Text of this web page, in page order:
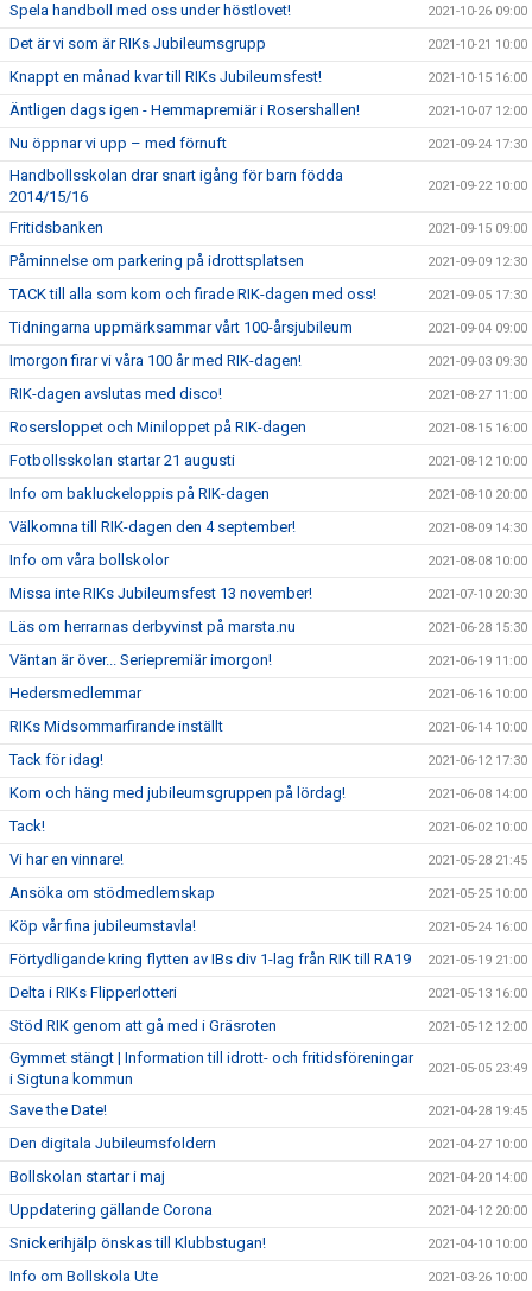
Spela handboll med oss under höstlovet! 2021-10-26 09:00
Det är vi som är RIKs Jubileumsgrupp 2021-10-21 10:00
Knappt en månad kvar till RIKs Jubileumsfest! 2021-10-15 16:00
Äntligen dags igen - Hemmapremiär i Rosershallen! 2021-10-07 12:00
Nu öppnar vi upp – med förnuft 2021-09-24 17:30
Handbollsskolan drar snart igång för barn födda
2014/15/16
2021-09-22 10:00
Fritidsbanken 2021-09-15 09:00
Påminnelse om parkering på idrottsplatsen 2021-09-09 12:30
TACK till alla som kom och firade RIK-dagen med oss! 2021-09-05 17:30
Tidningarna uppmärksammar vårt 100-årsjubileum 2021-09-04 09:00
Imorgon firar vi våra 100 år med RIK-dagen! 2021-09-03 09:30
RIK-dagen avslutas med disco! 2021-08-27 11:00
Rosersloppet och Miniloppet på RIK-dagen 2021-08-15 16:00
Fotbollsskolan startar 21 augusti 2021-08-12 10:00
Info om bakluckeloppis på RIK-dagen 2021-08-10 20:00
Välkomna till RIK-dagen den 4 september! 2021-08-09 14:30
Info om våra bollskolor 2021-08-08 10:00
Missa inte RIKs Jubileumsfest 13 november! 2021-07-10 20:30
Läs om herrarnas derbyvinst på marsta.nu 2021-06-28 15:30
Väntan är över... Seriepremiär imorgon! 2021-06-19 11:00
Hedersmedlemmar 2021-06-16 10:00
RIKs Midsommarfirande inställt 2021-06-14 10:00
Tack för idag! 2021-06-12 17:30
Kom och häng med jubileumsgruppen på lördag! 2021-06-08 14:00
Tack! 2021-06-02 10:00
Vi har en vinnare! 2021-05-28 21:45
Ansöka om stödmedlemskap 2021-05-25 10:00
Köp vår fina jubileumstavla! 2021-05-24 16:00
Förtydligande kring flytten av IBs div 1-lag från RIK till RA19 2021-05-19 21:00
Delta i RIKs Flipperlotteri 2021-05-13 16:00
Stöd RIK genom att gå med i Gräsroten 2021-05-12 12:00
Gymmet stängt | Information till idrott- och fritidsföreningar
i Sigtuna kommun
2021-05-05 23:49
Save the Date! 2021-04-28 19:45
Den digitala Jubileumsfoldern 2021-04-27 10:00
Bollskolan startar i maj 2021-04-20 14:00
Uppdatering gällande Corona 2021-04-12 20:00
Snickerihjälp önskas till Klubbstugan! 2021-04-10 10:00
Info om Bollskola Ute 2021-03-26 10:00